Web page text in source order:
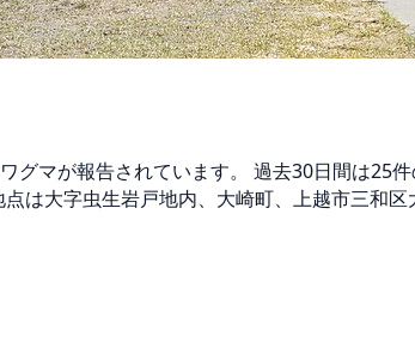
グマが報告されています。 過去30日間は25
は大字虫生岩戸地内、大崎町、上越市三和